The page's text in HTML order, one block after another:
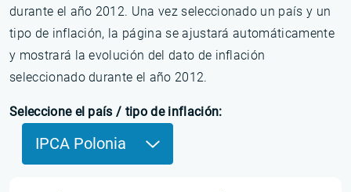
durante el año 2012. Una vez seleccionado un país y un
tipo de inflación, la página se ajustará automáticamente
y mostrará la evolución del dato de inflación
seleccionado durante el año 2012.
Seleccione el país / tipo de inflación:
IPCA Polonia